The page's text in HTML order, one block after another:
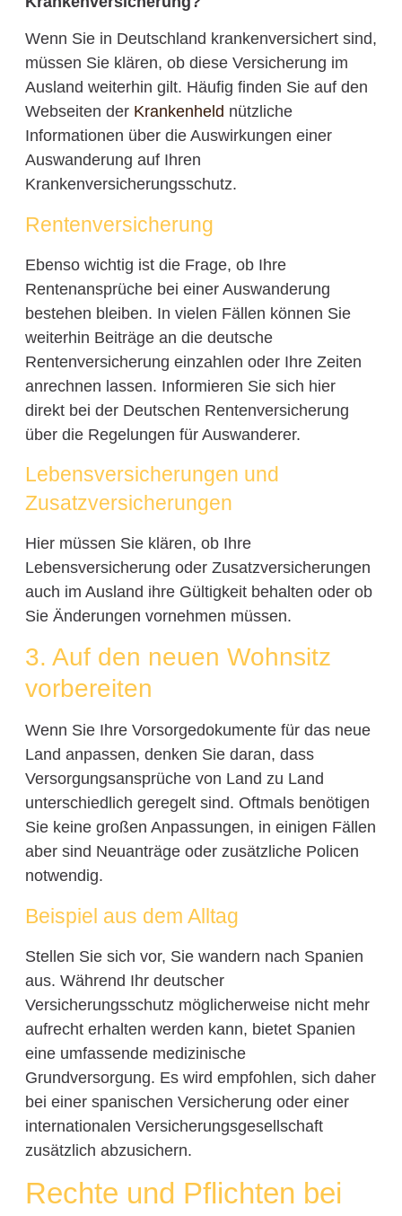
Wenn Sie in Deutschland krankenversichert sind,
müssen Sie klären, ob diese Versicherung im
Ausland weiterhin gilt. Häufig finden Sie auf den
Webseiten der Krankenheld nützliche
Informationen über die Auswirkungen einer
Auswanderung auf Ihren
Krankenversicherungsschutz.
Rentenversicherung
Ebenso wichtig ist die Frage, ob Ihre
Rentenansprüche bei einer Auswanderung
bestehen bleiben. In vielen Fällen können Sie
weiterhin Beiträge an die deutsche
Rentenversicherung einzahlen oder Ihre Zeiten
anrechnen lassen. Informieren Sie sich hier
direkt bei der Deutschen Rentenversicherung
über die Regelungen für Auswanderer.
Lebensversicherungen und
Zusatzversicherungen
Hier müssen Sie klären, ob Ihre
Lebensversicherung oder Zusatzversicherungen
auch im Ausland ihre Gültigkeit behalten oder ob
Sie Änderungen vornehmen müssen.
3. Auf den neuen Wohnsitz
vorbereiten
Wenn Sie Ihre Vorsorgedokumente für das neue
Land anpassen, denken Sie daran, dass
Versorgungsansprüche von Land zu Land
unterschiedlich geregelt sind. Oftmals benötigen
Sie keine großen Anpassungen, in einigen Fällen
aber sind Neuanträge oder zusätzliche Policen
notwendig.
Beispiel aus dem Alltag
Stellen Sie sich vor, Sie wandern nach Spanien
aus. Während Ihr deutscher
Versicherungsschutz möglicherweise nicht mehr
aufrecht erhalten werden kann, bietet Spanien
eine umfassende medizinische
Grundversorgung. Es wird empfohlen, sich daher
bei einer spanischen Versicherung oder einer
internationalen Versicherungsgesellschaft
zusätzlich abzusichern.
Rechte und Pflichten bei